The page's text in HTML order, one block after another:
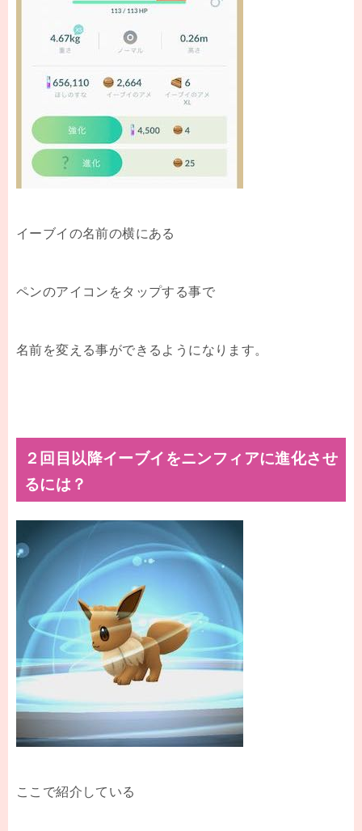
イーブイの名前の横にある
ペンのアイコンをタップする事で
名前を変える事ができるようになります。
２回目以降イーブイをニンフィアに進化させ
るには？
ここで紹介している